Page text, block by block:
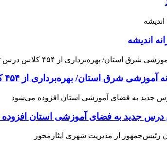
اندیشه
بهره‌برداری از ۴۵۴ کلاس درس تا مهرماه